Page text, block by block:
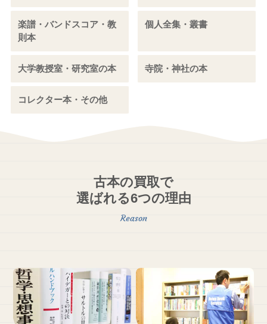
楽譜・バンドスコア・教
則本
個人全集・叢書
大学教授室・研究室の本 寺院・神社の本
コレクター本・その他
古本の買取で
選ばれる6つの理由